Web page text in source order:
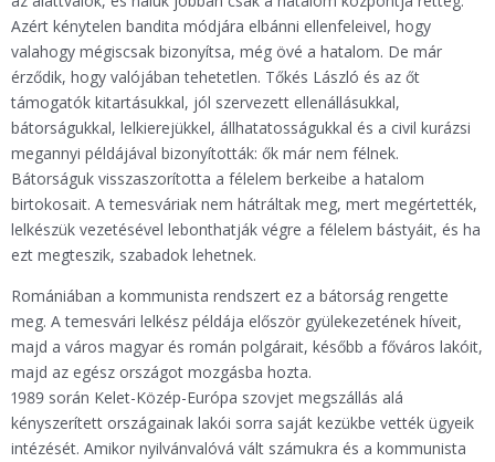
Azért kénytelen bandita módjára elbánni ellenfeleivel, hogy
valahogy mégiscsak bizonyítsa, még övé a hatalom. De már
érződik, hogy valójában tehetetlen. Tőkés László és az őt
támogatók kitartásukkal, jól szervezett ellenállásukkal,
bátorságukkal, lelkierejükkel, állhatatosságukkal és a civil kurázsi
megannyi példájával bizonyították: ők már nem félnek.
Bátorságuk visszaszorította a félelem berkeibe a hatalom
birtokosait. A temesváriak nem hátráltak meg, mert megértették,
lelkészük vezetésével lebonthatják végre a félelem bástyáit, és ha
ezt megteszik, szabadok lehetnek.
Romániában a kommunista rendszert ez a bátorság rengette
meg. A temesvári lelkész példája először gyülekezetének híveit,
majd a város magyar és román polgárait, később a főváros lakóit,
majd az egész országot mozgásba hozta.
1989 során Kelet-Közép-Európa szovjet megszállás alá
kényszerített országainak lakói sorra saját kezükbe vették ügyeik
intézését. Amikor nyilvánvalóvá vált számukra és a kommunista